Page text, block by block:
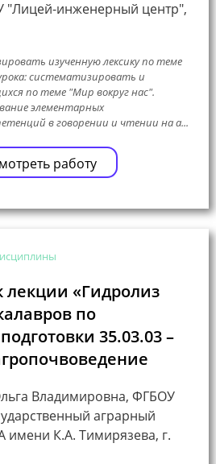
инженерный центр",
изученную лексику по теме
систематизировать и
по теме "Мир вокруг нас".
элементарных
в говорении и чтении на а...
работу
лекции «Гидролиз
по
35.03.03 –
Владимировна, ФГБОУ
аграрный
имени К.А. Тимирязева, г.